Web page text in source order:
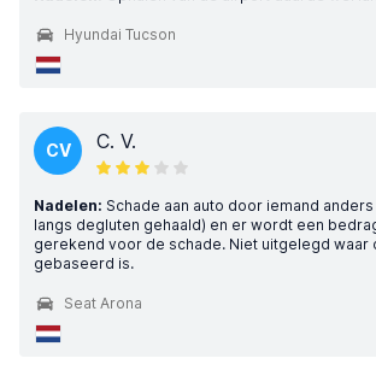
Hyundai Tucson
CV C. V.
Nadelen: Schade aan auto door iemand
langs degluten gehaald) en er wordt een
gerekend voor de schade. Niet uitgelegd waar
gebaseerd is.
Seat Arona